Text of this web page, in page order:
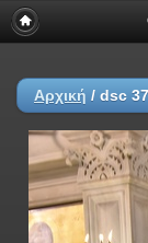
Αρχική / dsc